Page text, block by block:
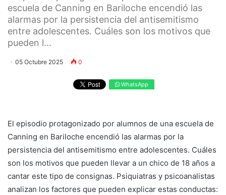
escuela de Canning en Bariloche encendió las
alarmas por la persistencia del antisemitismo
entre adolescentes. Cuáles son los motivos que
pueden l...
05 Octubre 2025 0
WhatsApp
El episodio protagonizado por alumnos de una escuela de
Canning en Bariloche encendió las alarmas por la
persistencia del antisemitismo entre adolescentes. Cuáles
son los motivos que pueden llevar a un chico de 18 años a
cantar este tipo de consignas. Psiquiatras y psicoanalistas
analizan los factores que pueden explicar estas conductas: